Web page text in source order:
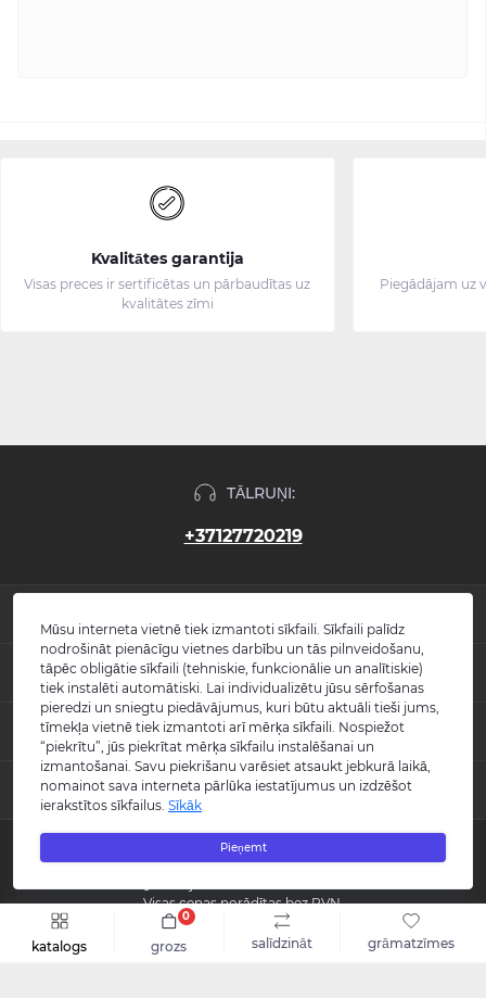
katalogs salīdzināt grāmatzīmes
grozs
0
Kvalitātes garantija
Visas preces ir sertificētas un pārbaudītas uz
kvalitātes zīmi
Piegādājam uz
TĀLRUŅI:
+37127720219
Jaunumi
Atsauksmes
Kontakti
Vietnes karte
Ražotāji
Īpašais piedāvājums
POPULĀRS
Izlietnes
Vannas
Maisītāji
Tualetes podi
KONTAKTI UN ADRESE
info@burlington.eu
P. 09:00 - 17:00
O. 09:00 - 17:00
C. 09:00 - 17:00
S.-Sv. Slēgts
MESENDŽERI
WhatsApp
Messenger
Copyright © 2008 - 2026 SIA "Burlington" - Visas tiesības aizsargātas.
Visas cenas norādītas bez PVN.
Šo vietni izstrādāja «Qloud
Mūsu interneta vietnē tiek izmantoti sīkfaili. Sīkfaili palīdz
nodrošināt pienācīgu vietnes darbību un tās pilnveidošanu,
tāpēc obligātie sīkfaili (tehniskie, funkcionālie un analītiskie)
tiek instalēti automātiski. Lai individualizētu jūsu sērfošanas
pieredzi un sniegtu piedāvājumus, kuri būtu aktuāli tieši jums,
tīmekļa vietnē tiek izmantoti arī mērķa sīkfaili. Nospiežot
“piekrītu”, jūs piekrītat mērķa sīkfailu instalēšanai un
izmantošanai. Savu piekrišanu varēsiet atsaukt jebkurā laikā,
nomainot sava interneta pārlūka iestatījumus un izdzēšot
ierakstītos sīkfailus. Sīkāk
Pieņemt